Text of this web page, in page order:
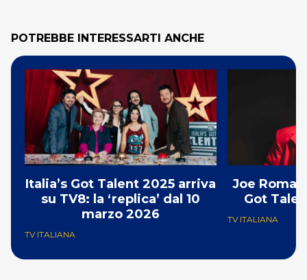
POTREBBE INTERESSARTI ANCHE
Italia’s Got Talent 2025 arriva
su TV8: la ‘replica’ dal 10
marzo 2026
TV ITALIANA
Joe
Got
TV ITALIANA